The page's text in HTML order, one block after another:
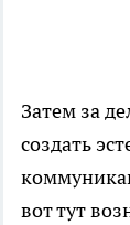
Затем за
создать
вот тут